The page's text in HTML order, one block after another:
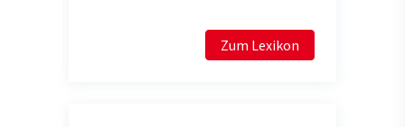
Zum Lexikon